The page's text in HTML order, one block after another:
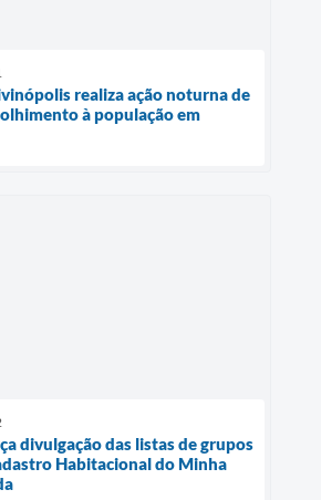
realiza ação noturna de
à população em
divulgação das listas de grupos
Habitacional do Minha